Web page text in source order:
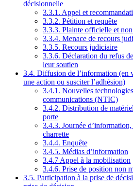
décisionnelle
3.3.1. Appel et
3.3.2. Pétition et requête
3.3.3. Plainte officielle et
3.3.4. Menace de recours
3.3.5. Recours judiciaire
3.3.6. Déclaration du refus
leur soutien
3.4. Diffusion de l’information (en
une action ou susciter l’adhésion)
3.4.1. Nouvelles
communications (NTIC)
3.4.2. Distribution de
porte
3.4.3. Journée
charrette
3.4.4. Enquête
3.4.5. Médias d’information
3.4.7 Appel à la mobilisation
3.4.6. Prise de position non
3.5. Participation à la prise de